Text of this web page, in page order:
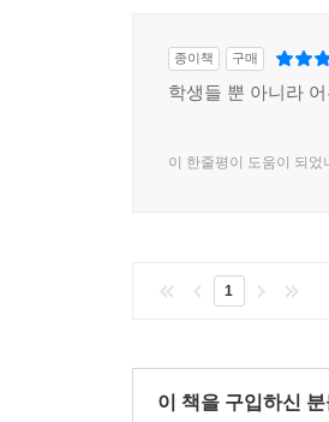
종이책 구매
학생들 뿐 아니라
이 한줄평이 도움이 되었
1
이 책을 구입하신